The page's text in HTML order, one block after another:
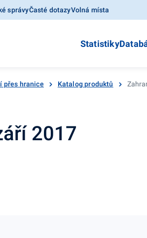
správyČasté dotazyVolná místa
Statistiky
přes hranice Katalog produktů
2017